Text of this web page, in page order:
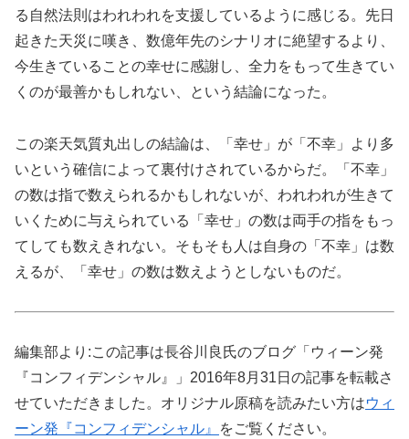
る自然法則はわれわれを支援しているように感じる。先日
起きた天災に嘆き、数億年先のシナリオに絶望するより、
今生きていることの幸せに感謝し、全力をもって生きてい
くのが最善かもしれない、という結論になった。
この楽天気質丸出しの結論は、「幸せ」が「不幸」より多
いという確信によって裏付けされているからだ。「不幸」
の数は指で数えられるかもしれないが、われわれが生きて
いくために与えられている「幸せ」の数は両手の指をもっ
てしても数えきれない。そもそも人は自身の「不幸」は数
えるが、「幸せ」の数は数えようとしないものだ。
編集部より:この記事は長谷川良氏のブログ「ウィーン発
『コンフィデンシャル』」2016年8月31日の記事を転載さ
せていただきました。オリジナル原稿を読みたい方はウィ
ーン発『コンフィデンシャル』
をご覧ください。